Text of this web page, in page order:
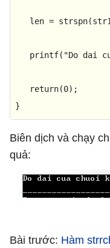
   len =
strspn
printf( "Do dai
return(0);
}
Biên dịch và chạy
quả:
Bài trước: Hàm